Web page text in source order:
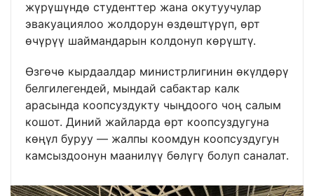
жүрүшүндө студенттер жана окутуучулар
эвакуациялоо жолдорун өздөштүрүп, өрт
өчүрүү шаймандарын колдонуп көрүштү.
Өзгөчө кырдаалдар министрлигинин өкүлдөрү
белгилегендей, мындай сабактар калк
арасында коопсуздукту чыңдоого чоң салым
кошот. Диний жайларда өрт коопсуздугуна
көңүл буруу — жалпы коомдун коопсуздугун
камсыздоонун маанилүү бөлүгү болуп саналат.